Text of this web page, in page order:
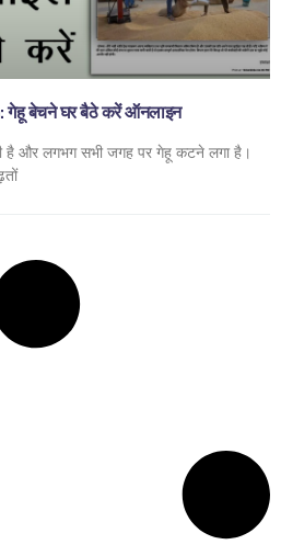
बेचने घर बैठे करें ऑनलाइन
है और लगभग सभी जगह पर गेहू कटने लगा है।